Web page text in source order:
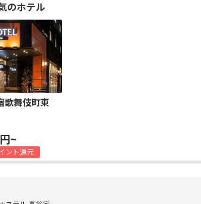
のホテル
歌舞伎町東
~
ント還元